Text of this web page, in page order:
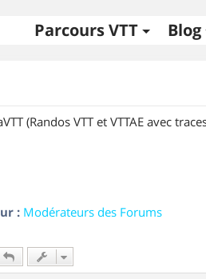
Parcours VTT Blog
(Randos VTT et VTTAE avec
: Modérateurs des Forums